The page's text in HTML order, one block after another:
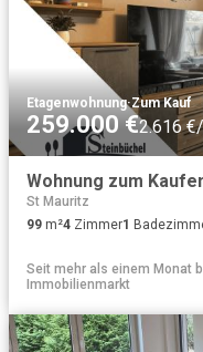
Etagenwohnung·Zum Kauf
259.000 €2.616
St Mauritz
99 m²4 Zimmer1
Seit mehr als einem Monat
Immobilienmarkt